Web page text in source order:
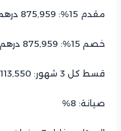
مقدم 15%: 875,959 درهم
خصم 15%: 875,959 درهم
قسط كل 3 شهور: 113,550 درهم
صيانة: 8%